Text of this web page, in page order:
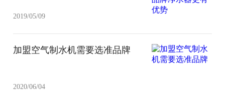
2019/05/09
加盟空气制水机需要选准品牌
2020/06/04